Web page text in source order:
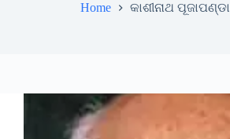
Home କାଶୀନାଥ ପୂଜାପଣ୍ଡା